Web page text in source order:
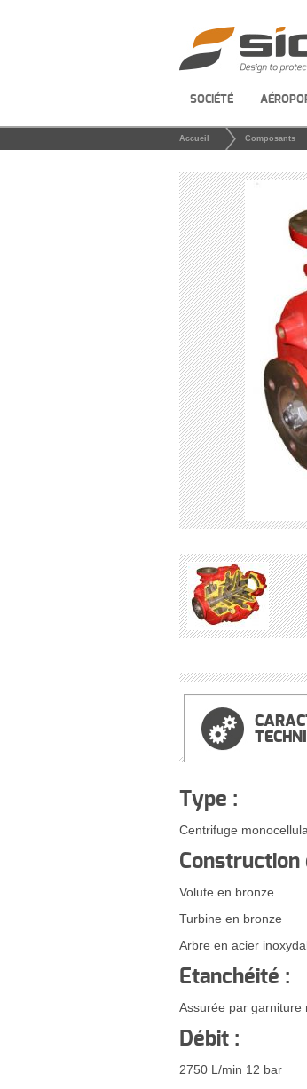
SOCIÉTÉ
Accueil Composants
Type :
Centrifuge
Construction
Volute en bronze
Turbine en bronze
Arbre en acier
Etanchéité :
Assurée par garniture
Débit :
2750 L/min 12 bar